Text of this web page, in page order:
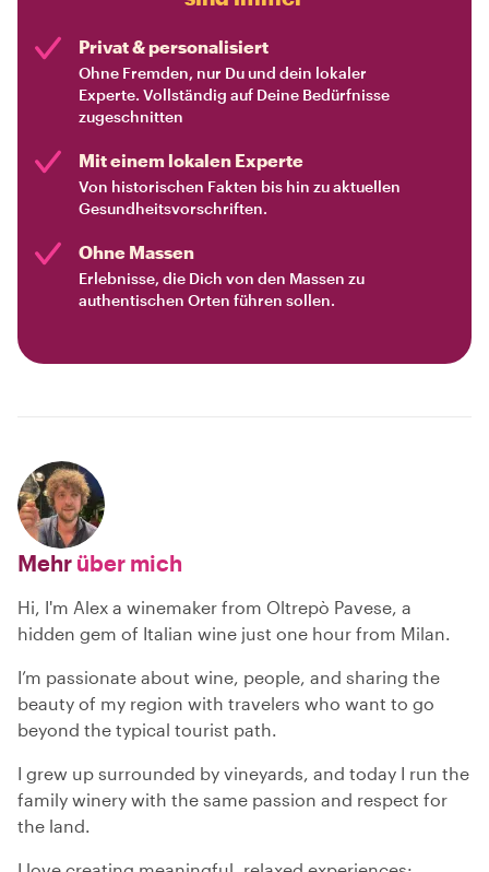
Privat & personalisiert
Ohne Fremden, nur Du und dein lokaler
Experte. Vollständig auf Deine Bedürfnisse
zugeschnitten
Mit einem lokalen Experte
Von historischen Fakten bis hin zu aktuellen
Gesundheitsvorschriften.
Ohne Massen
Erlebnisse, die Dich von den Massen zu
authentischen Orten führen sollen.
Mehr über mich
Hi, I'm Alex a winemaker from Oltrepò Pavese, a
hidden gem of Italian wine just one hour from Milan.
I’m passionate about wine, people, and sharing the
beauty of my region with travelers who want to go
beyond the typical tourist path.
I grew up surrounded by vineyards, and today I run the
family winery with the same passion and respect for
the land.